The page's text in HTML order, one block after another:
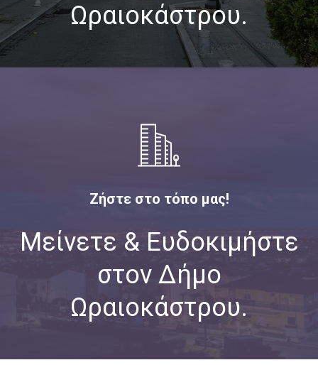
Ωραιοκάστρου.
Ζήστε στο τόπο μας!
Μείνετε & Ευδοκιμήστε
στον Δήμο
Ωραιοκάστρου.